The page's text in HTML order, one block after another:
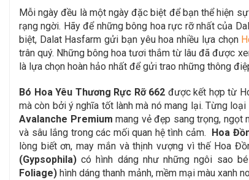
Mỗi ngày đều là một ngày đặc biệt để bạn thể hiện
rạng ngời. Hãy đểnhững bông hoa rực rỡ nhất của
biệt, Dalat Hasfarm gửi bạn yêu hoa nhiều lựa chọn
trân quý. Những bông hoa tươi thắm từ lâu đã được
là lựa chọn hoàn hảo nhất để gửi trao những thông
Bó Hoa Yêu Thương Rực Rỡ 662 được kết hợp từ
mà còn bởi ý nghĩa tốt lành mà nó mang lại. Từng
Avalanche Premium mang vẻ đẹp sang trọng, ngọt
và sâu lắng trong các mối quan hệ tình cảm.
Hoa
lòng biết ơn, may mắn và thịnh vượng vì thế Hoa
(Gypsophila) có hình dáng như những ngôi sao
Foliage) hình dáng thanh mảnh, mềm mại màu xanh